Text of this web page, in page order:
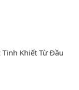
Khiết Từ Đầu